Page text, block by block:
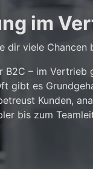
im
dir viele Chancen
B2C – im
gibt es
Kunden,
bis zum